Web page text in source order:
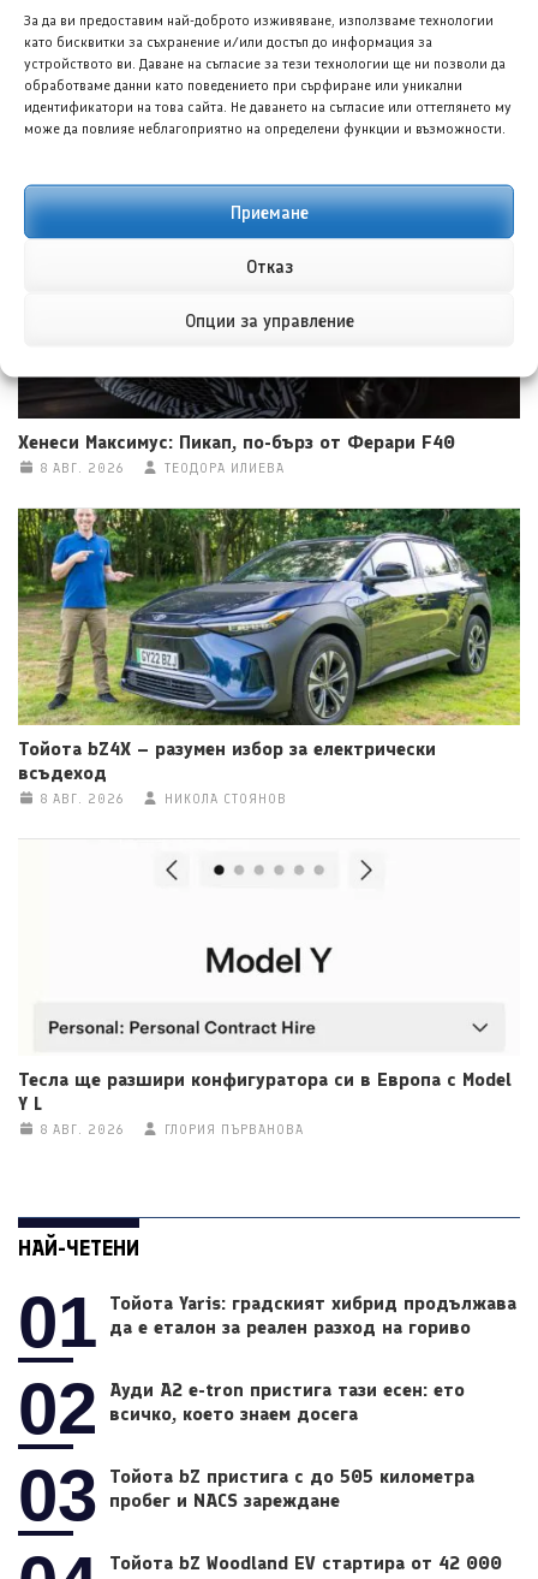
За да ви предоставим най-доброто изживяване, използваме технологии
като бисквитки за съхранение и/или достъп до информация за
устройството ви. Даване на съгласие за тези технологии ще ни позволи да
обработваме данни като поведението при сърфиране или уникални
идентификатори на това сайта. Не даването на съгласие или оттеглянето му
може да повлияе неблагоприятно на определени функции и възможности.
Приемане
Отказ
Опции за управление
Тойота Hilux: По-добра ли е от всякога?
Хенеси Максимус: Пикап, по-бърз от Ферари F40
8 АВГ. 2026 ТЕОДОРА ИЛИЕВА
Тойота bZ4X – разумен избор за електрически
всъдеход
8 АВГ. 2026 НИКОЛА СТОЯНОВ
Тесла ще разшири конфигуратора си в Европа с Model
Y L
8 АВГ. 2026 ГЛОРИЯ ПЪРВАНОВА
НАЙ-ЧЕТЕНИ
01
Тойота Yaris: градският хибрид продължава
да е еталон за реален разход на гориво
02
Ауди A2 e-tron пристига тази есен: ето
всичко, което знаем досега
03
Тойота bZ пристига с до 505 километра
пробег и NACS зареждане
Тойота bZ Woodland EV стартира от 42 000